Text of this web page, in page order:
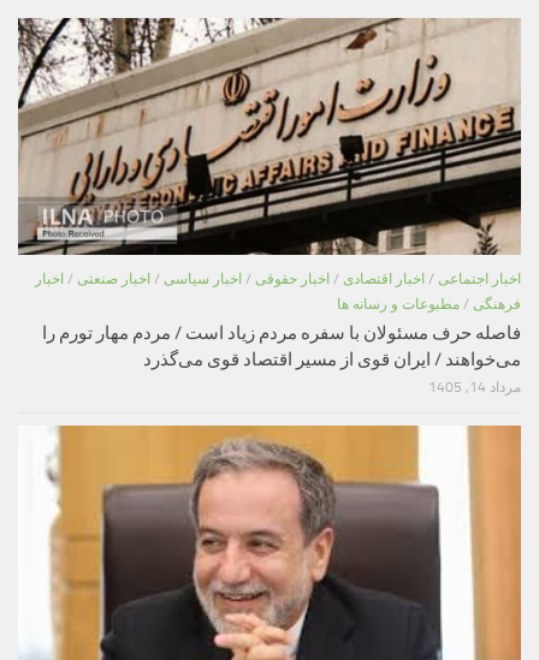
اخبار اجتماعی / اخبار اقتصادی / اخبار حقوقی / اخبار سیاسی / اخبار صنعتی / اخبار
فرهنگی / مطبوعات و رسانه ها
فاصله حرف مسئولان با سفره مردم زیاد است / مردم مهار تورم را
می‌خواهند / ایران قوی از مسیر اقتصاد قوی می‌گذرد
مرداد 14, 1405